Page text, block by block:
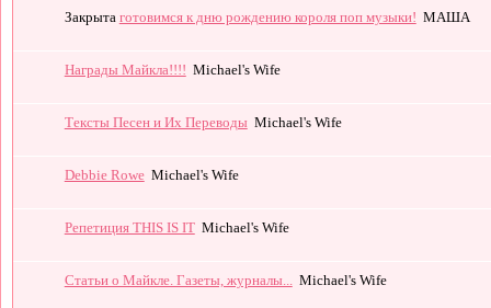
Закрыта готовимся к дню рождению короля поп музыки! МАША
Награды Майкла!!!! Michael's Wife
Тексты Песен и Их Переводы Michael's Wife
Debbie Rowe Michael's Wife
Репетиция THIS IS IT Michael's Wife
Статьи о Майкле. Газеты, журналы... Michael's Wife